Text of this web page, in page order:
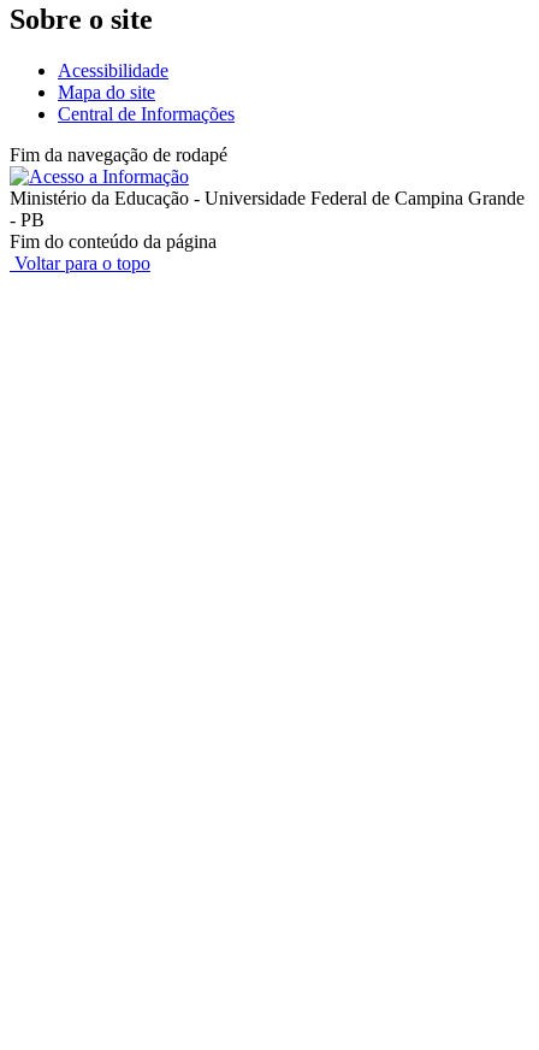
Sobre o site
Acessibilidade
Mapa do site
Central de Informações
Fim da navegação de rodapé
Ministério da Educação - Universidade Federal de Campina Grande
- PB
Fim do conteúdo da página
Voltar para o topo